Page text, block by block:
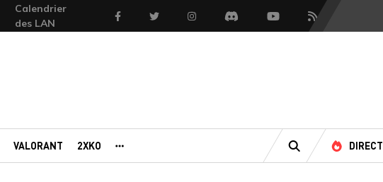
Calendrier
des LAN
FacebookTwitter InstagramDiscord YoutubeFlux RSS
VALORANT 2XKO
RECHERCHE
DIRECT